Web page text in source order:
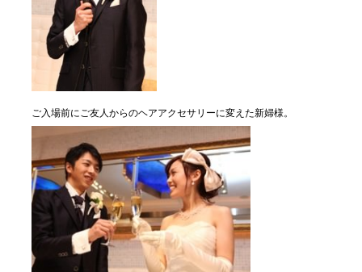
ご入場前にご友人からのヘアアクセサリーに変えた新婦様。